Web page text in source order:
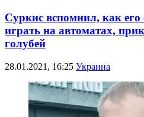
Суркис вспомнил, как его
играть на автоматах,
голубей
28.01.2021, 16:25 Украина